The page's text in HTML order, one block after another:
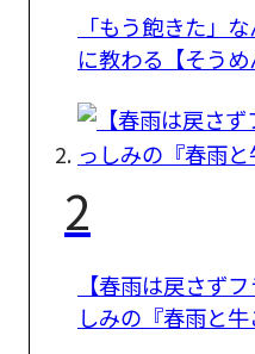
「もう飽きた」
に教わる【そうめ
2
【春雨は戻さず
しみの『春雨と